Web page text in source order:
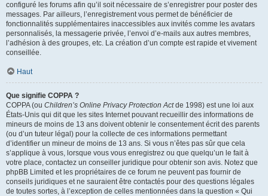
configuré les forums afin qu’il soit nécessaire de s’enregistrer pour poster des
messages. Par ailleurs, l’enregistrement vous permet de bénéficier de
fonctionnalités supplémentaires inaccessibles aux invités comme les avatars
personnalisés, la messagerie privée, l’envoi d’e-mails aux autres membres,
l’adhésion à des groupes, etc. La création d’un compte est rapide et vivement
conseillée.
Haut
Que signifie COPPA ?
COPPA (ou Children’s Online Privacy Protection Actde 1998) est une loi aux
États-Unis qui dit que les sites Internet pouvant recueillir des informations de
mineurs de moins de 13 ans doivent obtenir le consentement écrit des parents
(ou d’un tuteur légal) pour la collecte de ces informations permettant
d’identifier un mineur de moins de 13 ans. Si vous n’êtes pas sûr que cela
s’applique à vous, lorsque vous vous enregistrez ou que quelqu’un le fait à
votre place, contactez un conseiller juridique pour obtenir son avis. Notez que
phpBB Limited et les propriétaires de ce forum ne peuvent pas fournir de
conseils juridiques et ne sauraient être contactés pour des questions légales
de toutes sortes, à l’exception de celles mentionnées dans la question « Qui